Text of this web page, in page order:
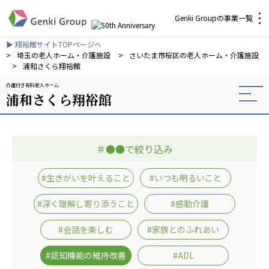
Genki Groupの事業一覧
介護・福祉
社会福祉法人 元気村グループ
社会福祉法人元気村
社会福祉法人長寿の森
社会福祉法人杜の村
株式会社 サンガジャパン
株式会社日本遮蔽技研
サンガ共同組合
株式会社Genkiリレーションズ
一般社団法人 日本高齢者福祉協会
▶ 翔裕館サイトTOPページへ
>
埼玉の老人ホーム・介護施設 >
さいたま市桜区の老人ホーム・介護施設
>
浦和さくら翔裕館
介護付き有料老人ホーム
浦和さくら翔裕館
＃●●で絞り込み
#生きがいを叶えること #いつも明るいこと
#深く理解し寄り添うこと #感動介護
#会話を楽しむ #家族とのふれあい
#認知機能の維持改善 #ADL